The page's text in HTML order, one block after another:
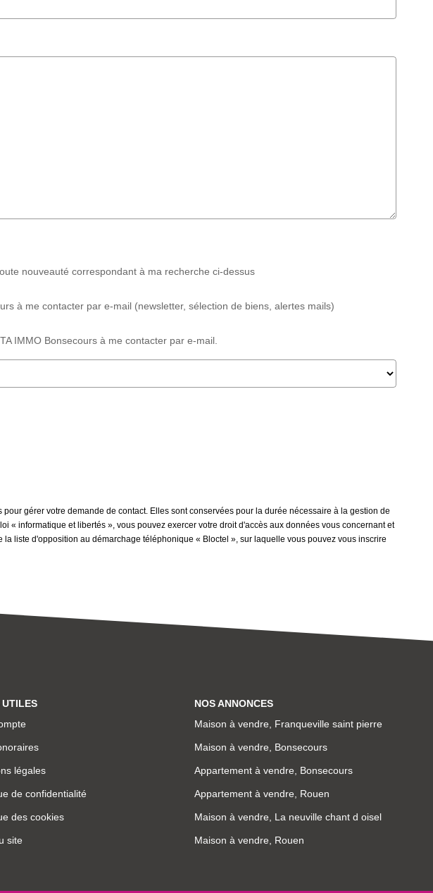
nouveauté correspondant à ma recherche ci-dessus
à me contacter par e-mail (newsletter, sélection de biens, alertes mails)
IMMO Bonsecours à me contacter par e-mail.
gérer votre demande de contact. Elles sont conservées pour la durée nécessaire à la gestion de
informatique et libertés », vous pouvez exercer votre droit d'accès aux données vous concernant et
liste d'opposition au démarchage téléphonique « Bloctel », sur laquelle vous pouvez vous inscrire
UTILES
légales
de confidentialité
des cookies
site
NOS ANNONCES
Maison à vendre, Franqueville saint pierre
Maison à vendre, Bonsecours
Appartement à vendre, Bonsecours
Appartement à vendre, Rouen
Maison à vendre, La neuville chant d oisel
Maison à vendre, Rouen